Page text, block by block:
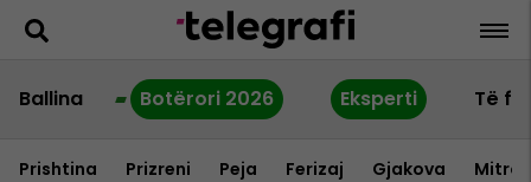
Ballina Botërori 2026 Eksperti Të
Prishtina Prizreni Peja Ferizaj Gjakova